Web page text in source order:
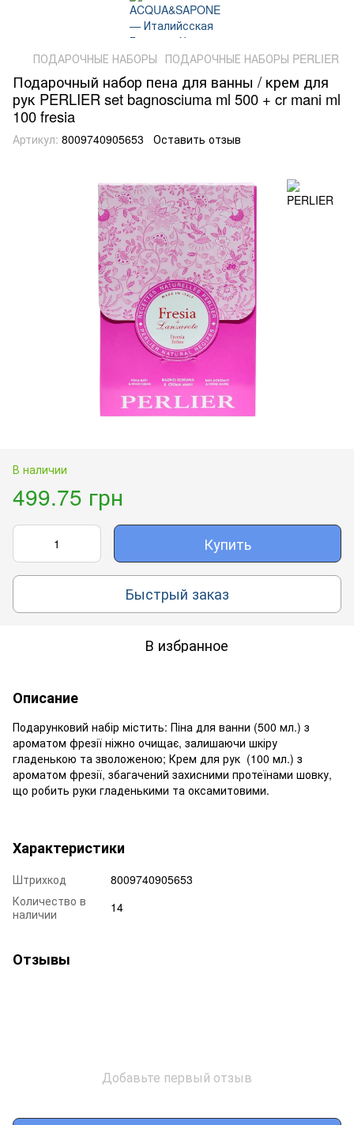
ПОДАРОЧНЫЕ НАБОРЫ ПОДАРОЧНЫЕ НАБОРЫ PERLIER
Подарочный набор пена для ванны / крем для
рук PERLIER set bagnosciuma ml 500 + cr mani ml
100 fresia
Артикул: 8009740905653 Оставить отзыв
В наличии
499.75 грн
Купить
Быстрый заказ
В избранное
Описание
Подарунковий набір містить: Піна для ванни (500 мл.) з
ароматом фрезії ніжно очищає, залишаючи шкіру
гладенькою та зволоженою; Крем для рук (100 мл.) з
ароматом фрезії, збагачений захисними протеїнами шовку,
що робить руки гладенькими та оксамитовими.
Характеристики
Штрихкод
8009740905653
Количество в
наличии
14
Отзывы
Добавьте первый отзыв